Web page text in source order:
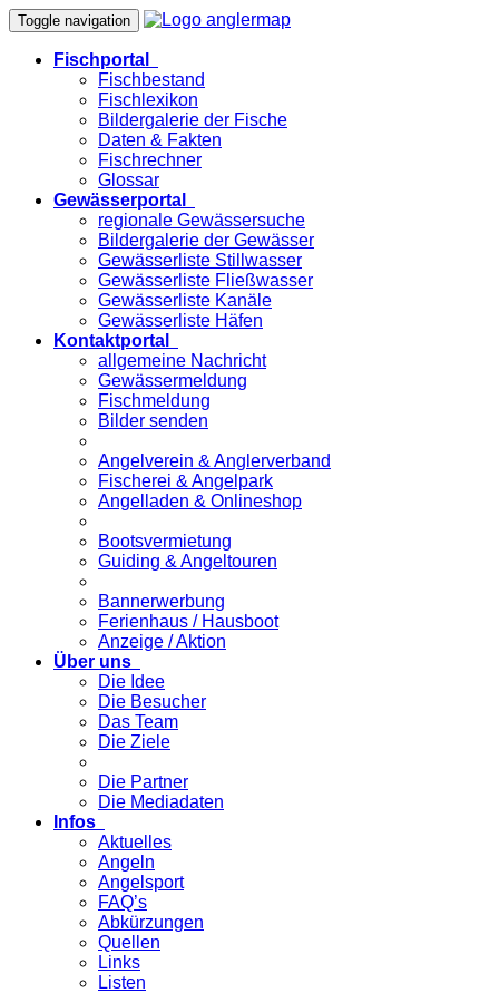
Toggle navigation
Fischportal
Fischbestand
Fischlexikon
Bildergalerie der Fische
Daten & Fakten
Fischrechner
Glossar
Gewässerportal
regionale Gewässersuche
Bildergalerie der Gewässer
Gewässerliste Stillwasser
Gewässerliste Fließwasser
Gewässerliste Kanäle
Gewässerliste Häfen
Kontaktportal
allgemeine Nachricht
Gewässermeldung
Fischmeldung
Bilder senden
Angelverein & Anglerverband
Fischerei & Angelpark
Angelladen & Onlineshop
Bootsvermietung
Guiding & Angeltouren
Bannerwerbung
Ferienhaus / Hausboot
Anzeige / Aktion
Über uns
Die Idee
Die Besucher
Das Team
Die Ziele
Die Partner
Die Mediadaten
Infos
Aktuelles
Angeln
Angelsport
FAQ’s
Abkürzungen
Quellen
Links
Listen